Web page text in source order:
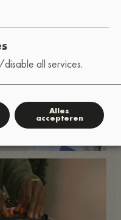
all services.
Alles
accepteren